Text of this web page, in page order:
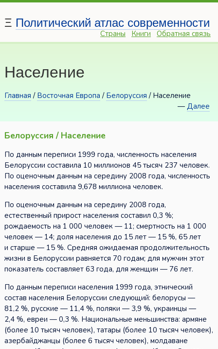
Ξ Политический атлас современности
Страны Книги Обратная связь
Население
Главная / Восточная Европа / Белоруссия / Население
—Далее
Белоруссия / Население
По данным переписи 1999 года, численность населения
Белоруссии составила 10 миллионов 45 тысяч 237 человек.
По оценочным данным на середину 2008 года, численность
населения составила 9,678 миллиона человек.
По оценочным данным на середину 2008 года,
естественный прирост населения составил 0,3 %;
рождаемость на 1 000 человек — 11; смертность на 1 000
человек — 14; доля населения до 15 лет — 15 %, 65 лет
и старше — 15 %. Средняя ожидаемая продолжительность
жизни в Белоруссии равняется 70 годам; для мужчин этот
показатель составляет 63 года, для женщин — 76 лет.
По данным переписи населения 1999 года, этнический
состав населения Белоруссии следующий: белорусы —
81,2 %, русские — 11,4 %, поляки — 3,9 %, украинцы —
2,4 %, евреи — 0,3 %. Национальные меньшинства: армяне
(более 10 тысяч человек), татары (более 10 тысяч человек),
азербайджанцы (более 6 тысяч человек), молдаване